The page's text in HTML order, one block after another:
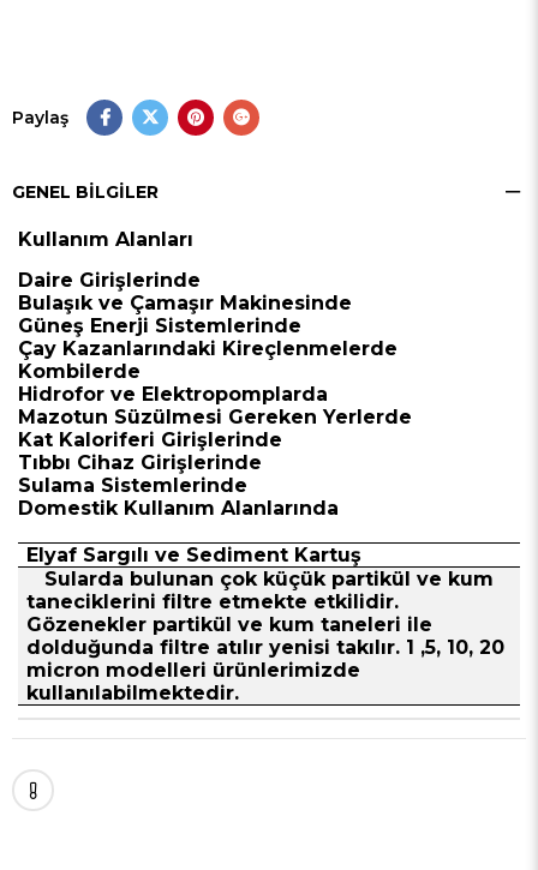
Paylaş
GENEL BILGILER
Kullanım Alanları
Daire Girişlerinde
Bulaşık ve Çamaşır Makinesinde
Güneş Enerji Sistemlerinde
Çay Kazanlarındaki Kireçlenmelerde
Kombilerde
Hidrofor ve Elektropomplarda
Mazotun Süzülmesi Gereken Yerlerde
Kat Kaloriferi Girişlerinde
Tıbbı Cihaz Girişlerinde
Sulama Sistemlerinde
Domestik Kullanım Alanlarında
Elyaf Sargılı ve Sediment Kartuş
Sularda bulunan çok küçük partikül ve kum
taneciklerini filtre etmekte etkilidir.
Gözenekler partikül ve kum taneleri ile
dolduğunda filtre atılır yenisi takılır. 1 ,5, 10, 20
micron modelleri ürünlerimizde
kullanılabilmektedir.